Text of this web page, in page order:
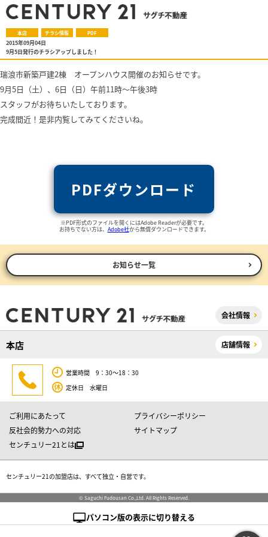
本店 チラシ情報 PDF
2015年09月04日
9月5日発行のチラシアップしました！
瑞浪市新築戸建2棟 オープンハウス開催のお知らせです。
9月5日（土）、6日（日）午前11時～午後3時
スタッフがお待ちいたしております。
完成間近！是非内覧してみてくださいね。
PDFダウンロード
※PDF形式のファイルを開くにはAdobe Readerが必要です。
お持ちでない方は、 Adobe社から無償ダウンロードできます。
お知らせ一覧
会社情報
本店 店舗情報
営業時間 9：30～18：30
定休日 水曜日
ご利用にあたって
プライバシーポリシー
反社会的勢力への対応
サイトマップ
センチュリー21とは
センチュリー21の加盟店は、すべて独立・自営です。
© Saguchi Fudousan Co.,Ltd. All Rights Reserved.
パソコン版の表示に切り替える